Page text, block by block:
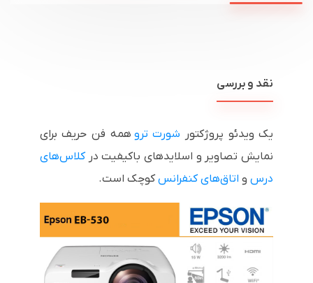
نقد و بررسی
یک ویدئو پروژکتور شورت ترو همه فن حریف برای
نمایش تصاویر و اسلایدهای باکیفیت درکلاس‌های
درسو اتاق‌های کنفرانسکوچک است.